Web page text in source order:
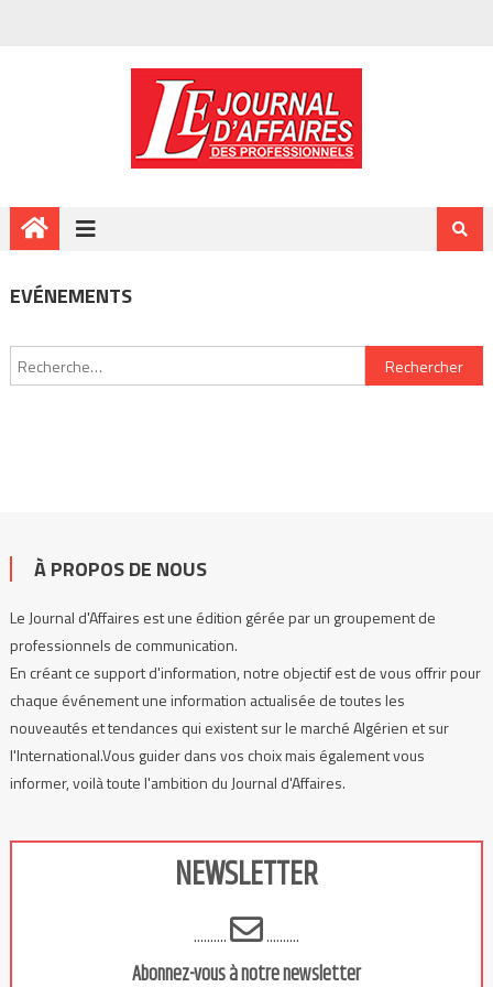
EVÉNEMENTS
Rechercher :
À PROPOS DE NOUS
Le Journal d'Affaires est une édition gérée par un groupement de
professionnels de communication.
En créant ce support d'information, notre objectif est de vous offrir pour
chaque événement une information actualisée de toutes les
nouveautés et tendances qui existent sur le marché Algérien et sur
l'International.Vous guider dans vos choix mais également vous
informer, voilà toute l'ambition du Journal d'Affaires.
NEWSLETTER
.......... ..........
Abonnez-vous à notre newsletter